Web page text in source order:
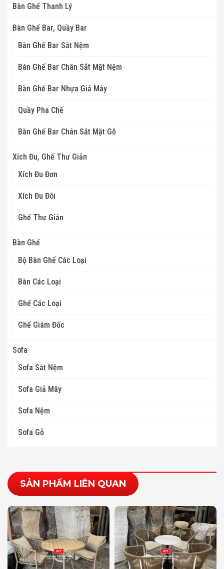
Bàn Ghế Thanh Lý
Bàn Ghế Bar, Quầy Bar
Bàn Ghế Bar Sắt Nệm
Bàn Ghế Bar Chân Sắt Mặt Nệm
Bàn Ghế Bar Nhựa Giả Mây
Quầy Pha Chế
Bàn Ghế Bar Chân Sắt Mặt Gỗ
Xích Đu, Ghế Thư Giản
Xích Đu Đơn
Xích Đu Đôi
Ghế Thư Giản
Bàn Ghế
Bộ Bàn Ghế Các Loại
Bàn Các Loại
Ghế Các Loại
Ghế Giám Đốc
Sofa
Sofa Sắt Nệm
Sofa Giả Mây
Sofa Nệm
Sofa Gỗ
SẢN PHẨM LIÊN QUAN